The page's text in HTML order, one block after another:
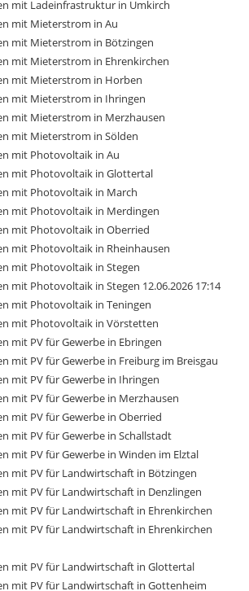
mit Ladeinfrastruktur in Umkirch
mit Mieterstrom in Au
mit Mieterstrom in Bötzingen
mit Mieterstrom in Ehrenkirchen
mit Mieterstrom in Horben
mit Mieterstrom in Ihringen
mit Mieterstrom in Merzhausen
mit Mieterstrom in Sölden
mit Photovoltaik in Au
mit Photovoltaik in Glottertal
mit Photovoltaik in March
mit Photovoltaik in Merdingen
mit Photovoltaik in Oberried
mit Photovoltaik in Rheinhausen
mit Photovoltaik in Stegen
mit Photovoltaik in Stegen 12.06.2026 17:14
mit Photovoltaik in Teningen
mit Photovoltaik in Vörstetten
mit PV für Gewerbe in Ebringen
mit PV für Gewerbe in Freiburg im Breisgau
mit PV für Gewerbe in Ihringen
mit PV für Gewerbe in Merzhausen
mit PV für Gewerbe in Oberried
mit PV für Gewerbe in Schallstadt
mit PV für Gewerbe in Winden im Elztal
mit PV für Landwirtschaft in Bötzingen
mit PV für Landwirtschaft in Denzlingen
mit PV für Landwirtschaft in Ehrenkirchen
mit PV für Landwirtschaft in Ehrenkirchen
mit PV für Landwirtschaft in Glottertal
mit PV für Landwirtschaft in Gottenheim